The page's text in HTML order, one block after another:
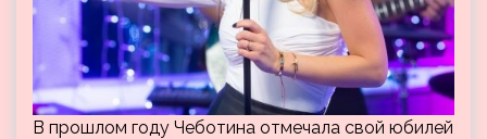
В прошлом году Чеботина отмечала свой юбилей